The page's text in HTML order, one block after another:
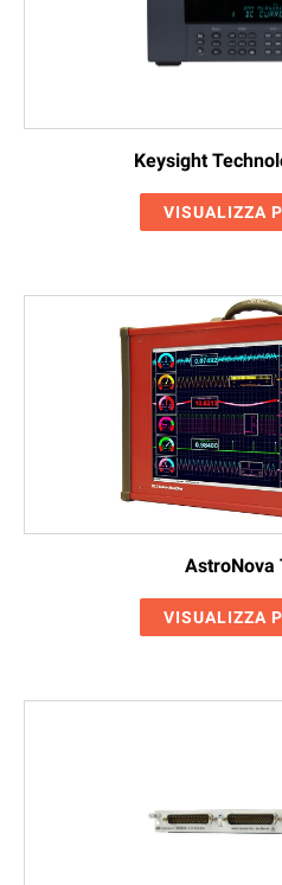
Keysight
VISUALIZZA
AstroNova
VISUALIZZA